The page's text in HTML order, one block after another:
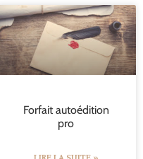
Forfait autoédition
pro